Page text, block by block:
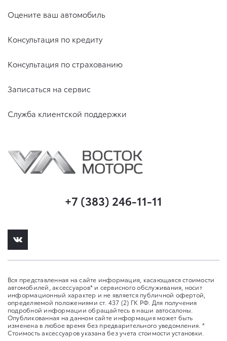
Оцените ваш автомобиль
Консультация по кредиту
Консультация по страхованию
Записаться на сервис
Служба клиентской поддержки
+7 (383) 246-11-11
Вся представленная на сайте информация, касающаяся стоимости
автомобилей, аксессуаров* и сервисного обслуживания, носит
информационный характер и не является публичной офертой,
определяемой положениями ст. 437 (2) ГК РФ. Для получения
подробной информации обращайтесь в наши автосалоны.
Опубликованная на данном сайте информация может быть
изменена в любое время без предварительного уведомления. *
Стоимость аксессуаров указана без учета стоимости установки.